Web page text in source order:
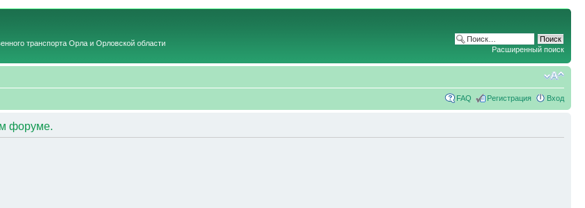
транспорта Орла и Орловской области
Расширенный поиск
FAQ Регистрация Вход
форуме.